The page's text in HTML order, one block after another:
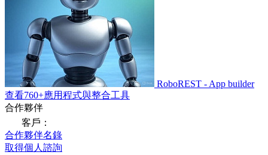
RoboREST - App builder
查看760+應用程式與整合工具
合作夥伴
客戶：
合作夥伴名錄
取得個人諮詢